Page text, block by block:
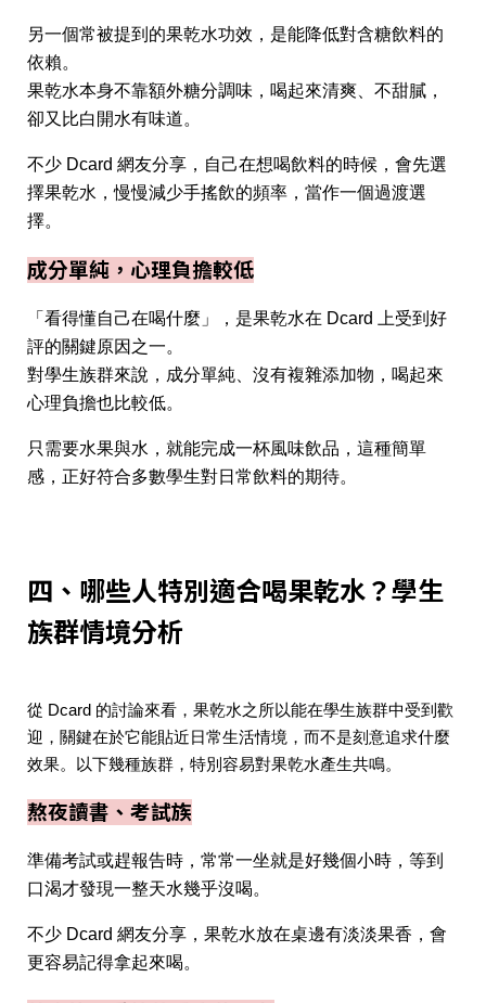
另一個常被提到的果乾水功效，是能降低對含糖飲料的
依賴。
果乾水本身不靠額外糖分調味，喝起來清爽、不甜膩，
卻又比白開水有味道。
不少 Dcard 網友分享，自己在想喝飲料的時候，會先選
擇果乾水，慢慢減少手搖飲的頻率，當作一個過渡選
擇。
成分單純，心理負擔較低
「看得懂自己在喝什麼」，是果乾水在 Dcard 上受到好
評的關鍵原因之一。
對學生族群來說，成分單純、沒有複雜添加物，喝起來
心理負擔也比較低。
只需要水果與水，就能完成一杯風味飲品，這種簡單
感，正好符合多數學生對日常飲料的期待。
四、哪些人特別適合喝果乾水？學生
族群情境分析
從 Dcard 的討論來看，果乾水之所以能在學生族群中受到歡
迎，關鍵在於它能貼近日常生活情境，而不是刻意追求什麼
效果。以下幾種族群，特別容易對果乾水產生共鳴。
熬夜讀書、考試族
準備考試或趕報告時，常常一坐就是好幾個小時，等到
口渴才發現一整天水幾乎沒喝。
不少 Dcard 網友分享，果乾水放在桌邊有淡淡果香，會
更容易記得拿起來喝。